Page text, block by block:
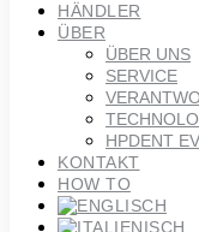
HÄNDLER
ÜBER
ÜBER UNS
SERVICE
HPDENT
KONTAKT
HOW TO